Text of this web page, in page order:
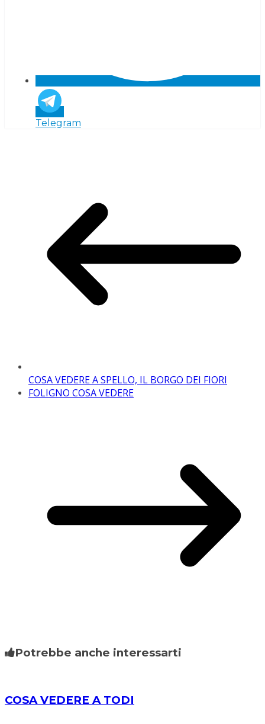
Telegram
COSA VEDERE A SPELLO, IL BORGO DEI FIORI
FOLIGNO COSA VEDERE
Potrebbe anche interessarti
COSA VEDERE A TODI